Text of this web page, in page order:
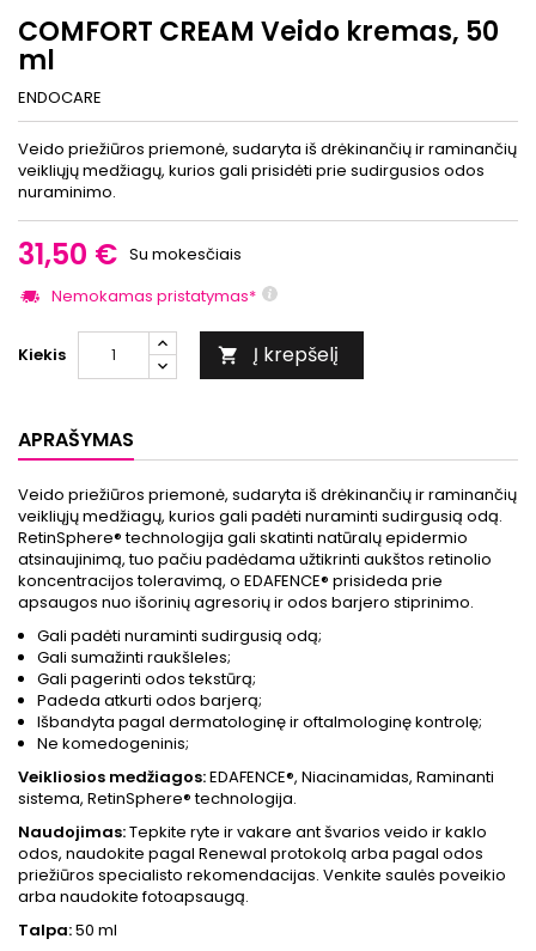
COMFORT CREAM Veido kremas, 50
ml
ENDOCARE
Veido priežiūros priemonė, sudaryta iš drėkinančių ir raminančių
veikliųjų medžiagų, kurios gali prisidėti prie sudirgusios odos
nuraminimo.
31,50 € Su mokesčiais
Nemokamas pristatymas*
Kiekis  Į krepšelį
APRAŠYMAS
Veido priežiūros priemonė, sudaryta iš drėkinančių ir raminančių
veikliųjų medžiagų, kurios gali padėti nuraminti sudirgusią odą.
RetinSphere® technologija gali skatinti natūralų epidermio
atsinaujinimą, tuo pačiu padėdama užtikrinti aukštos retinolio
koncentracijos toleravimą, o EDAFENCE® prisideda prie
apsaugos nuo išorinių agresorių ir odos barjero stiprinimo.
Gali padėti nuraminti sudirgusią odą;
Gali sumažinti raukšleles;
Gali pagerinti odos tekstūrą;
Padeda atkurti odos barjerą;
Išbandyta pagal dermatologinę ir oftalmologinę kontrolę;
Ne komedogeninis;
Veikliosios medžiagos:EDAFENCE®, Niacinamidas, Raminanti
sistema, RetinSphere® technologija.
Naudojimas:Tepkite ryte ir vakare ant švarios veido ir kaklo
odos, naudokite pagal Renewal protokolą arba pagal odos
priežiūros specialisto rekomendacijas. Venkite saulės poveikio
arba naudokite fotoapsaugą.
Talpa:50 ml